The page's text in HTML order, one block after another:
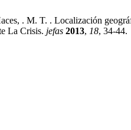
. M. T. . Localización
La Crisis. jefas 2013, 18, 34-44.